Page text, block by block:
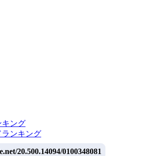
キング
ランキング
20.500.14094/0100348081